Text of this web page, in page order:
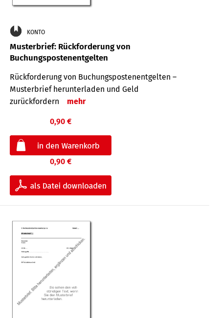
KONTO
Musterbrief: Rückforderung von
Buchungspostenentgelten
Rückforderung von Buchungspostenentgelten –
Musterbrief herunterladen und Geld
zurückfordern
mehr
0,90 €
0,90 €